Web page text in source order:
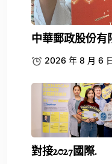
中華郵政股份有
2026 年 8 月 6
對接2027國際.